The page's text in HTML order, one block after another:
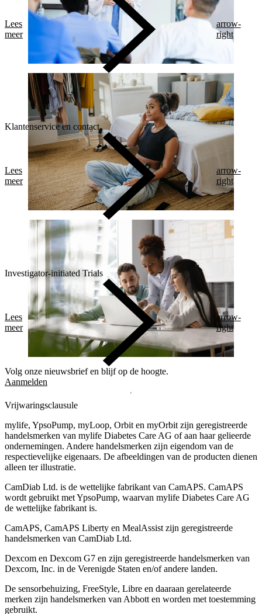
Lees
meer
arrow-
right
Klantenservice en contact
Lees
meer
arrow-
right
Investigator-initiated Trials
Lees
meer
arrow-
right
Volg onze nieuwsbrief en blijf op de hoogte.
Aanmelden
Vrijwaringsclausule
mylife, YpsoPump, myLoop, Orbit en myOrbit zijn geregistreerde
handelsmerken van mylife Diabetes Care AG of aan haar gelieerde
ondernemingen. Andere handelsmerken zĳn eigendom van de
respectievelĳke eigenaars. De afbeeldingen van de producten dienen
alleen ter illustratie.
CamDiab Ltd. is de wettelijke fabrikant van CamAPS. CamAPS
wordt gebruikt met YpsoPump, waarvan mylife Diabetes Care AG
de wettelijke fabrikant is.
CamAPS, CamAPS Liberty en MealAssist zijn geregistreerde
handelsmerken van CamDiab Ltd.
Dexcom en Dexcom G7 en zijn geregistreerde handelsmerken van
Dexcom, Inc. in de Verenigde Staten en/of andere landen.
De sensorbehuizing, FreeStyle, Libre en daaraan gerelateerde
merken zijn handelsmerken van Abbott en worden met toestemming
gebruikt.